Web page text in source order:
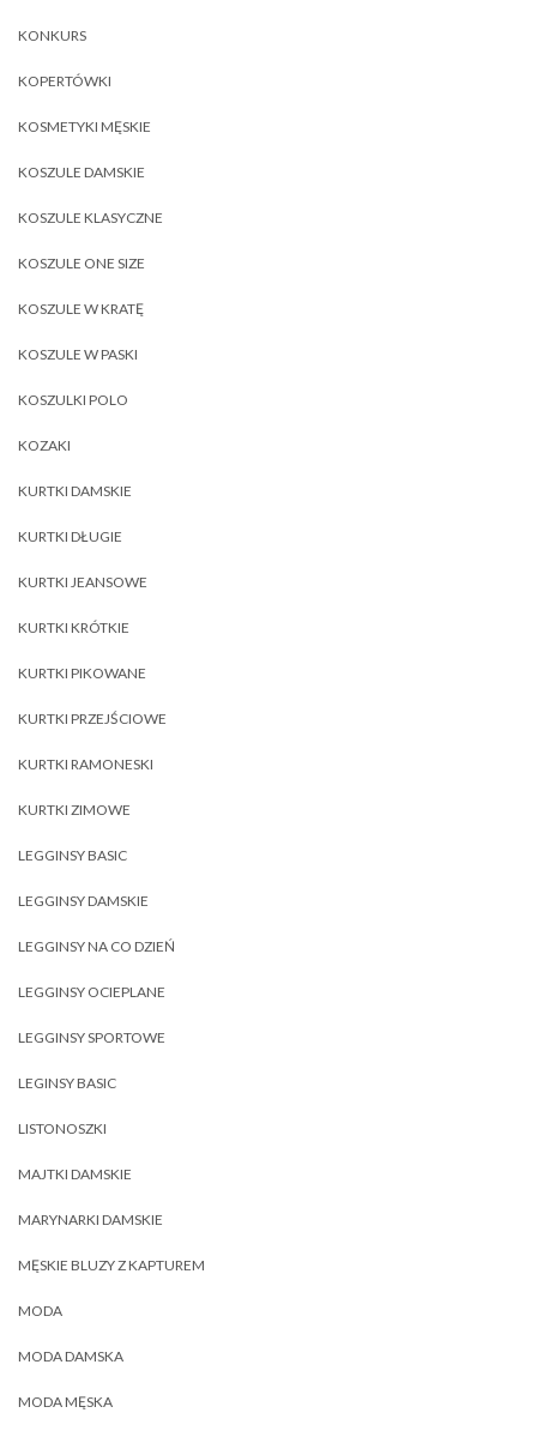
KONKURS
KOPERTÓWKI
KOSMETYKI MĘSKIE
KOSZULE DAMSKIE
KOSZULE KLASYCZNE
KOSZULE ONE SIZE
KOSZULE W KRATĘ
KOSZULE W PASKI
KOSZULKI POLO
KOZAKI
KURTKI DAMSKIE
KURTKI DŁUGIE
KURTKI JEANSOWE
KURTKI KRÓTKIE
KURTKI PIKOWANE
KURTKI PRZEJŚCIOWE
KURTKI RAMONESKI
KURTKI ZIMOWE
LEGGINSY BASIC
LEGGINSY DAMSKIE
LEGGINSY NA CO DZIEŃ
LEGGINSY OCIEPLANE
LEGGINSY SPORTOWE
LEGINSY BASIC
LISTONOSZKI
MAJTKI DAMSKIE
MARYNARKI DAMSKIE
MĘSKIE BLUZY Z KAPTUREM
MODA
MODA DAMSKA
MODA MĘSKA